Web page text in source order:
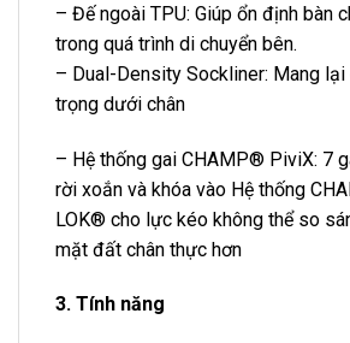
– Đế ngoài TPU: Giúp ổn định bàn
trong quá trình di chuyển bên.
– Dual-Density Sockliner: Mang
trọng dưới chân
– Hệ thống gai CHAMP® PiviX: 7
rời xoắn và khóa vào Hệ thống
LOK® cho lực kéo không thể so
mặt đất chân thực hơn
3. Tính năng